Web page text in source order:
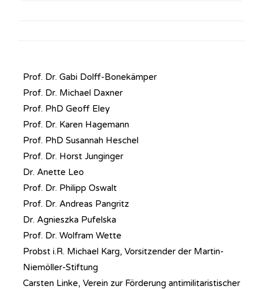
Prof. Dr. Gabi Dolff-Bonekämper
Prof. Dr. Michael Daxner
Prof. PhD Geoff Eley
Prof. Dr. Karen Hagemann
Prof. PhD Susannah Heschel
Prof. Dr. Horst Junginger
Dr. Anette Leo
Prof. Dr. Philipp Oswalt
Prof. Dr. Andreas Pangritz
Dr. Agnieszka Pufelska
Prof. Dr. Wolfram Wette
Probst i.R. Michael Karg, Vorsitzender der Martin-
Niemöller-Stiftung
Carsten Linke, Verein zur Förderung antimilitaristischer